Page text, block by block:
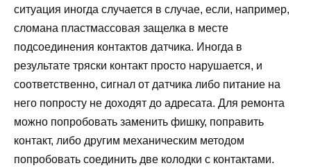
ситуация иногда случается в случае, если, например,
сломана пластмассовая защелка в месте
подсоединения контактов датчика. Иногда в
результате тряски контакт просто нарушается, и
соответственно, сигнал от датчика либо питание на
него попросту не доходят до адресата. Для ремонта
можно попробовать заменить фишку, поправить
контакт, либо другим механическим методом
попробовать соединить две колодки с контактами.